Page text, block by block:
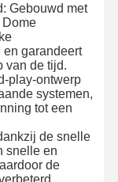
Gebouwd met
Dome
garandeert
van de tijd.
play-ontwerp
systemen,
tot een
de snelle
snelle en
de